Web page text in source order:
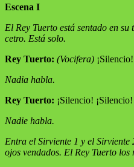
Escena I
El Rey Tuerto está sentado en
cetro. Está solo.
Rey Tuerto: (Vocifera)
Nadia habla.
Rey Tuerto: ¡Silencio! ¡Silencio!
Nadie habla.
Entra el Sirviente 1 y el Sirviente
ojos vendados. El Rey Tuerto los